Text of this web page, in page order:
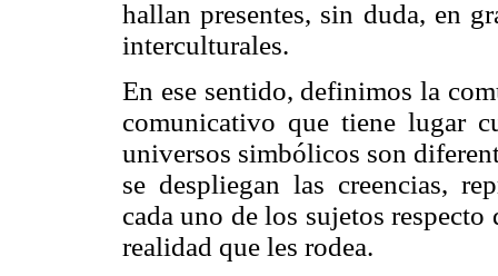
hallan presentes, sin duda, en
interculturales.
En ese sentido, definimos la
comunicativo que tiene lugar
universos simbólicos son
se despliegan las creencias,
cada uno de los sujetos
realidad que les rodea.